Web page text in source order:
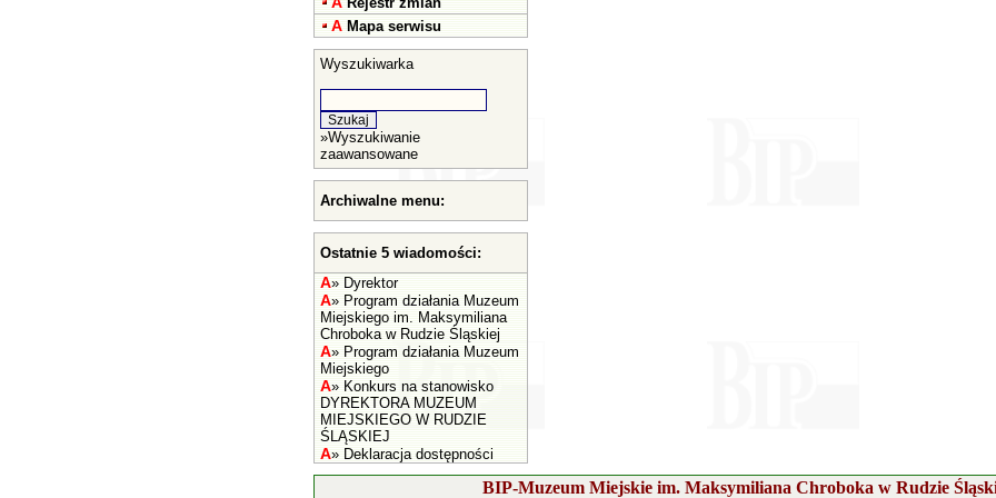
A Mapa serwisu
Wyszukiwarka
»Wyszukiwanie
zaawansowane
Archiwalne menu:
Ostatnie 5 wiadomości:
A» Dyrektor
A» Program działania Muzeum
Miejskiego im. Maksymiliana
Chroboka w Rudzie Śląskiej
A» Program działania Muzeum
Miejskiego
A» Konkurs na stanowisko
DYREKTORA MUZEUM
MIEJSKIEGO W RUDZIE
ŚLĄSKIEJ
A» Deklaracja dostępności
BIP-Muzeum Miejskie im. Maksymiliana Chroboka w Rudzie